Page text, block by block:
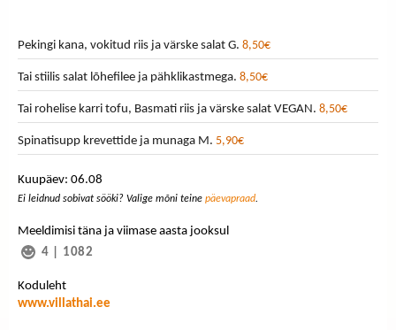
Pekingi kana, vokitud riis ja värske salat G. 8,50€
Tai stiilis salat lõhefilee ja pähklikastmega. 8,50€
Tai rohelise karri tofu, Basmati riis ja värske salat VEGAN. 8,50€
Spinatisupp krevettide ja munaga M. 5,90€
Kuupäev: 06.08
Ei leidnud sobivat sööki? Valige mõni teine päevapraad.
Meeldimisi täna ja viimase aasta jooksul
4
1082
Koduleht
www.villathai.ee